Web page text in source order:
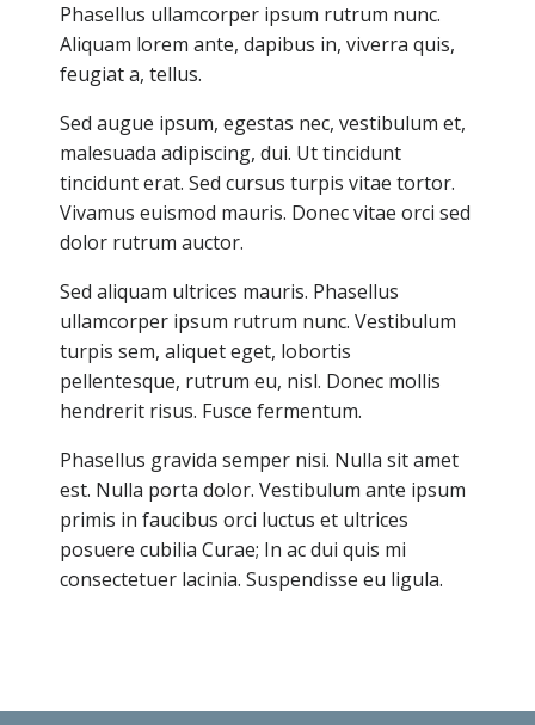
Phasellus ullamcorper ipsum rutrum nunc.
Aliquam lorem ante, dapibus in, viverra quis,
feugiat a, tellus.
Sed augue ipsum, egestas nec, vestibulum et,
malesuada adipiscing, dui. Ut tincidunt
tincidunt erat. Sed cursus turpis vitae tortor.
Vivamus euismod mauris. Donec vitae orci sed
dolor rutrum auctor.
Sed aliquam ultrices mauris. Phasellus
ullamcorper ipsum rutrum nunc. Vestibulum
turpis sem, aliquet eget, lobortis
pellentesque, rutrum eu, nisl. Donec mollis
hendrerit risus. Fusce fermentum.
Phasellus gravida semper nisi. Nulla sit amet
est. Nulla porta dolor. Vestibulum ante ipsum
primis in faucibus orci luctus et ultrices
posuere cubilia Curae; In ac dui quis mi
consectetuer lacinia. Suspendisse eu ligula.